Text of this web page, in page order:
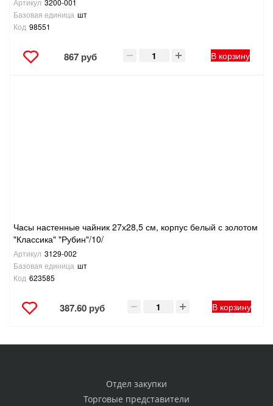
Артикул 3200-001
Базовая единица шт
Код 98551
867 руб В корзину
Часы настенные чайник 27х28,5 см, корпус белый с золотом
"Классика" "Рубин"/10/
Артикул 3129-002
Базовая единица шт
Код 623585
387.60 руб В корзину
Отдел закупки
Торговые представители